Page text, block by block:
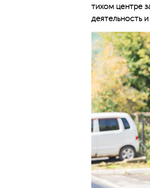
тихом центре
деятельность